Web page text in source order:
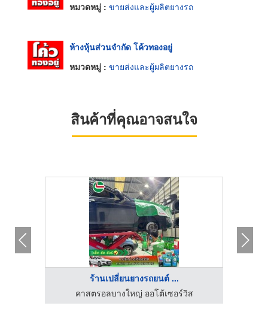
หมวดหมู่ : ขายส่งและผู้ผลิตยางรถ
ห้างหุ้นส่วนจำกัด โค้วทองอยู่
หมวดหมู่ : ขายส่งและผู้ผลิตยางรถ
สินค้าที่คุณอาจสนใจ
ร้านเปลี่ยนยางรถยนต์ ...
คาสตรอลบางใหญ่ ออโต้เซอร์วิส